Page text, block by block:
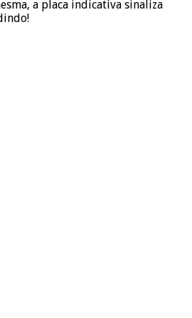
a placa indicativa sinaliza